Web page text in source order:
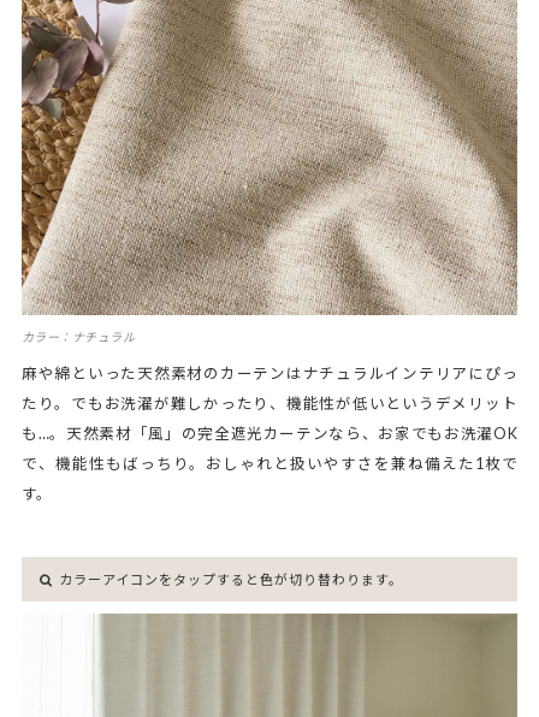
カラー：ナチュラル
麻や綿といった天然素材のカーテンはナチュラルインテリアにぴっ
たり。でもお洗濯が難しかったり、機能性が低いというデメリット
も…。天然素材「風」の完全遮光カーテンなら、お家でもお洗濯OK
で、機能性もばっちり。おしゃれと扱いやすさを兼ね備えた1枚で
す。
カラーアイコンをタップすると色が切り替わります。